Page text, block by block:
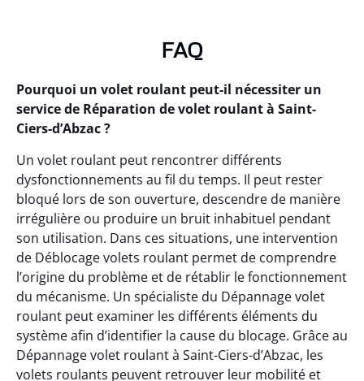
FAQ
Pourquoi un volet roulant peut-il nécessiter un
service de Réparation de volet roulant à Saint-
Ciers-d’Abzac ?
Un volet roulant peut rencontrer différents
dysfonctionnements au fil du temps. Il peut rester
bloqué lors de son ouverture, descendre de manière
irrégulière ou produire un bruit inhabituel pendant
son utilisation. Dans ces situations, une intervention
de Déblocage volets roulant permet de comprendre
l’origine du problème et de rétablir le fonctionnement
du mécanisme. Un spécialiste du Dépannage volet
roulant peut examiner les différents éléments du
système afin d’identifier la cause du blocage. Grâce au
Dépannage volet roulant à Saint-Ciers-d’Abzac, les
volets roulants peuvent retrouver leur mobilité et